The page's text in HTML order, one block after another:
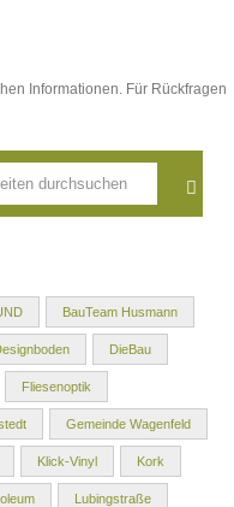
Informationen. Für Rückfragen
BauTeam Husmann
DieBau
Fliesenoptik
Gemeinde Wagenfeld
Klick-Vinyl Kork
Lubingstraße